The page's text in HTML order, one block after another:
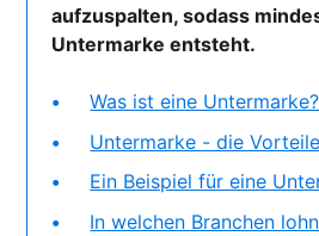
aufzuspalten, sodass
Untermarke entsteht.
Was ist eine Untermarke?
Untermarke - die
Ein Beispiel für eine
In welchen Branchen